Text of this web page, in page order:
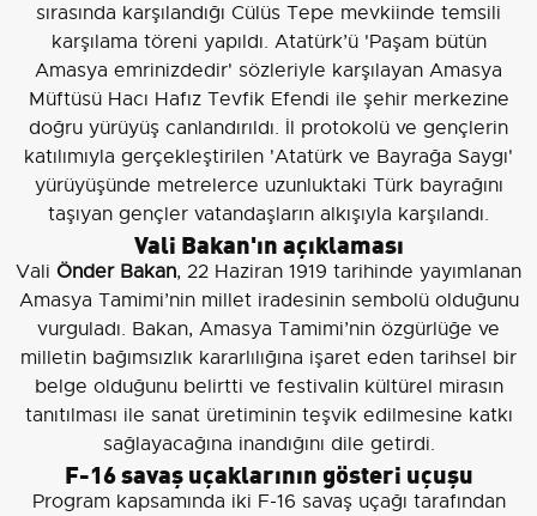
sırasında karşılandığı Cülüs Tepe mevkiinde temsili
karşılama töreni yapıldı. Atatürk’ü 'Paşam bütün
Amasya emrinizdedir' sözleriyle karşılayan Amasya
Müftüsü Hacı Hafız Tevfik Efendi ile şehir merkezine
doğru yürüyüş canlandırıldı. İl protokolü ve gençlerin
katılımıyla gerçekleştirilen 'Atatürk ve Bayrağa Saygı'
yürüyüşünde metrelerce uzunluktaki Türk bayrağını
taşıyan gençler vatandaşların alkışıyla karşılandı.
Vali Bakan'ın açıklaması
Vali Önder Bakan, 22 Haziran 1919 tarihinde yayımlanan
Amasya Tamimi’nin millet iradesinin sembolü olduğunu
vurguladı. Bakan, Amasya Tamimi’nin özgürlüğe ve
milletin bağımsızlık kararlılığına işaret eden tarihsel bir
belge olduğunu belirtti ve festivalin kültürel mirasın
tanıtılması ile sanat üretiminin teşvik edilmesine katkı
sağlayacağına inandığını dile getirdi.
F-16 savaş uçaklarının gösteri uçuşu
Program kapsamında iki F-16 savaş uçağı tarafından